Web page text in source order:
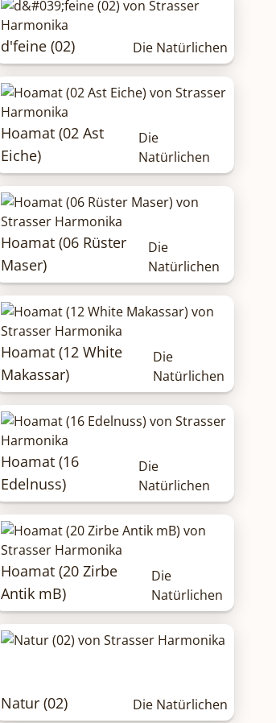
d'feine (02) Die Natürlichen
Hoamat (02 Ast
Eiche)
Die
Natürlichen
Hoamat (06 Rüster
Maser)
Die
Natürlichen
Hoamat (12 White
Makassar)
Die
Natürlichen
Hoamat (16
Edelnuss)
Die
Natürlichen
Hoamat (20 Zirbe
Antik mB)
Die
Natürlichen
Natur (02) Die Natürlichen